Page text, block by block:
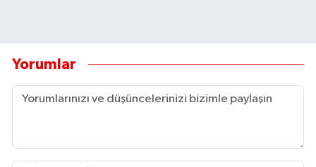
Yorumlar